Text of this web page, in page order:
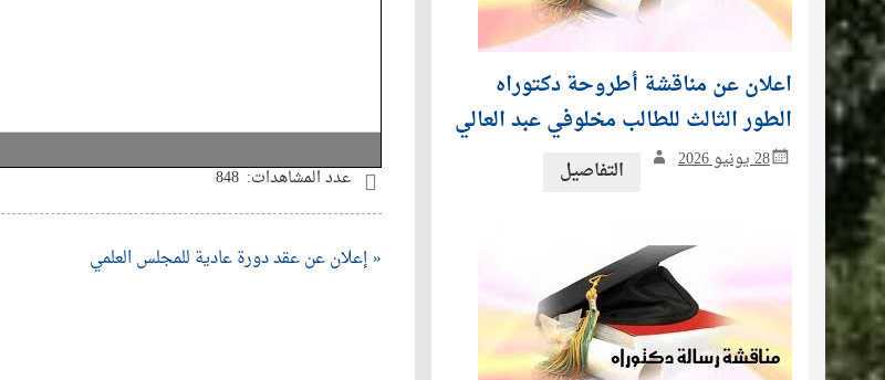
عدد المشاهدات: 848
« إعلان عن عقد دورة عادية للمجلس العلمي
اعلان عن مناقشة أطروحة دكتوراه
الطور الثالث للطالب مخلوفي عبد العالي
28 يونيو 2026 التفاصيل